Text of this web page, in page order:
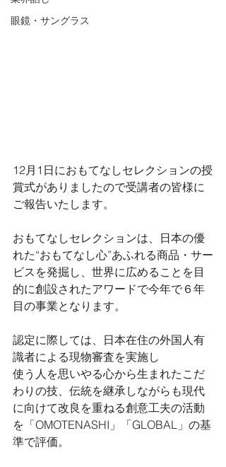
眼鏡・サングラス
12月1日におもてなしセレクションの授
賞式がありましたので受講者の皆様に
ご報告いたします。
おもてなしセレクションは、日本の優
れた“おもてなし心”あふれる商品・サー
ビスを発掘し、世界に広めることを目
的に創設されたアワードで今年で６年
目の事業となります。
認定に際しては、日本在住の外国人有
識者による現物審査を実施し
使う人を思いやる心から生まれたこだ
わりの技、伝統を継承しながらも現代
に向けて改良を重ねる創意工夫の活動
を「OMOTENASHI」「GLOBAL」の基
準で評価。